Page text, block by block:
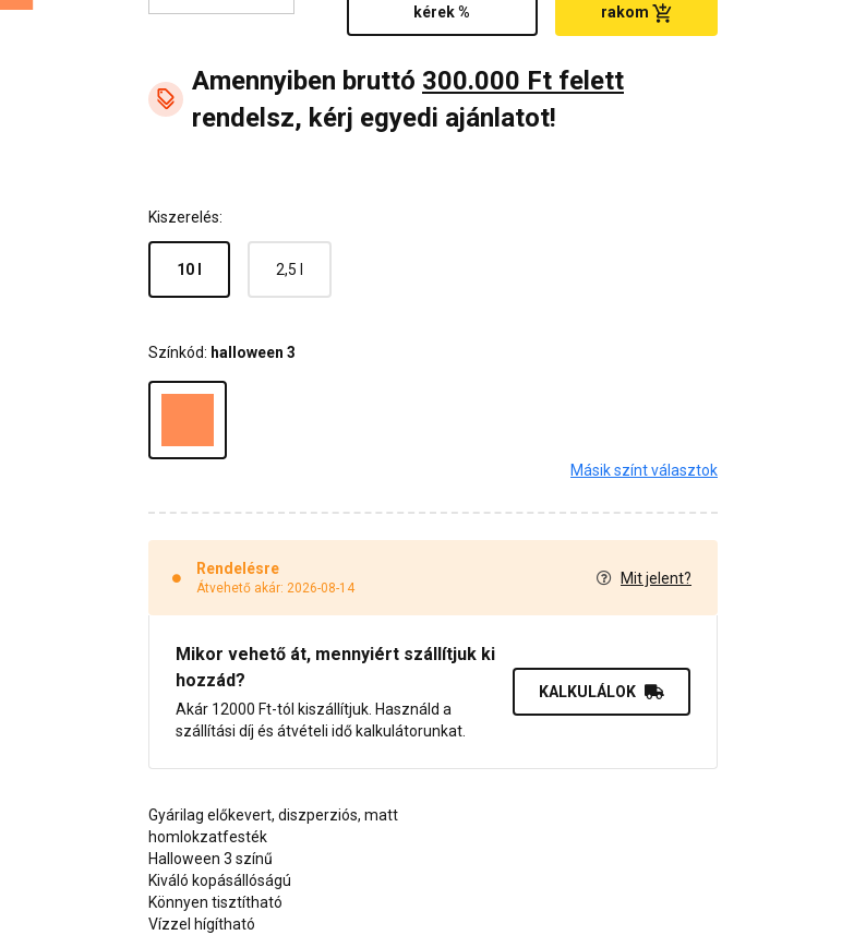
kérek %
rakom
Amennyiben bruttó 300.000 Ft felett
rendelsz, kérj egyedi ajánlatot!
Kiszerelés:
10 l 2,5 l
Színkód: halloween 3
Másik színt választok
Rendelésre
Átvehető akár: 2026-08-14
Mit jelent?
Mikor vehető át, mennyiért szállítjuk ki
hozzád?
Akár 12000 Ft-tól kiszállítjuk. Használd a
szállítási díj és átvételi idő kalkulátorunkat.
KALKULÁLOK
Gyárilag előkevert, diszperziós, matt
homlokzatfesték
Halloween 3 színű
Kiváló kopásállóságú
Könnyen tisztítható
Vízzel hígítható